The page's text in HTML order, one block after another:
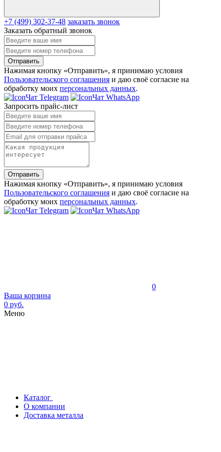
+7 (499) 302-37-48 заказать звонок
Заказать обратный звонок
Отправить
Нажимая кнопку «Отправить», я принимаю условия
Пользовательского соглашения и даю своё согласие на
обработку моих персональных данных.
Чат Telegram
Чат WhatsApp
Запросить прайс-лист
Отправить
Нажимая кнопку «Отправить», я принимаю условия
Пользовательского соглашения и даю своё согласие на
обработку моих персональных данных.
Чат Telegram
Чат WhatsApp
0
Ваша корзина
0 руб.
Меню
Каталог
О компании
Доставка металла